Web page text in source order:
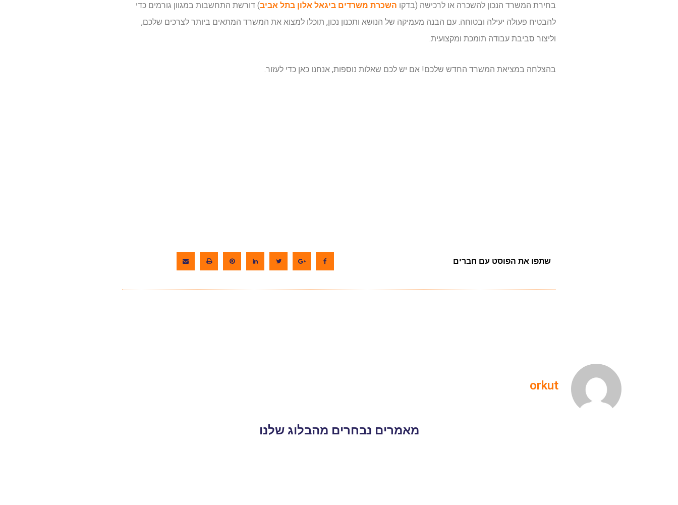
בחירת המשרד הנכון להשכרה או לרכישה (בדקו השכרת משרדים ביגאל אלון בתל אביב) דורשת התחשבות במגוון גורמים כדי
להבטיח פעולה יעילה ובטוחה. עם הבנה מעמיקה של הנושא ותכנון נכון, תוכלו למצוא את המשרד המתאים ביותר לצרכים שלכם,
וליצור סביבת עבודה תומכת ומקצועית.
בהצלחה במציאת המשרד החדש שלכם! אם יש לכם שאלות נוספות, אנחנו כאן כדי לעזור.
שתפו את הפוסט עם חברים
orkut
מאמרים נבחרים מהבלוג שלנו